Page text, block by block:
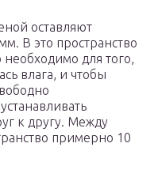
оставляют
В это пространство
необходимо для того,
влага, и чтобы
к другу. Между
примерно 10